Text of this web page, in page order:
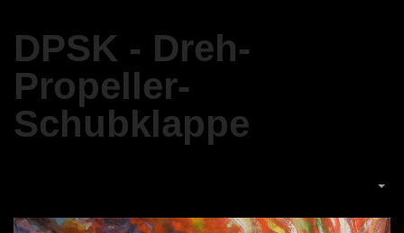
DPSK - Dreh-
Propeller-
Schubklappe